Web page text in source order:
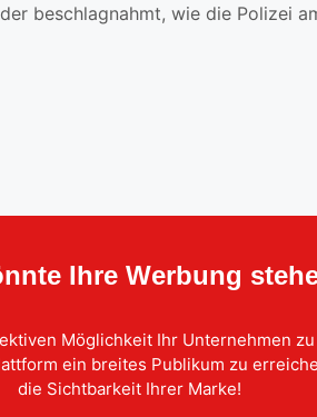
beschlagnahmt, wie die Polizei
Ihre Werbung
Möglichkeit Ihr Unternehmen
ein breites Publikum zu
die Sichtbarkeit Ihrer Marke!